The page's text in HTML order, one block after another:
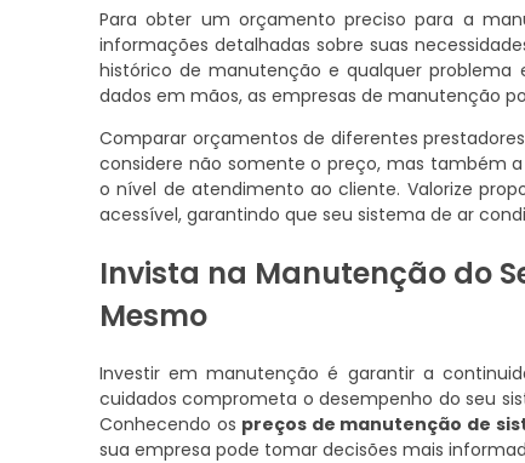
Para obter um orçamento preciso para a
informações detalhadas sobre suas
histórico de manutenção e qualquer problema
dados em mãos, as empresas de manutenção
Comparar orçamentos de diferentes
considere não somente o preço, mas também
o nível de atendimento ao cliente. Valorize
acessível, garantindo que seu sistema de ar
Invista na Manutenção do
Mesmo
Investir em manutenção é garantir a
cuidados comprometa o desempenho do seu
Conhecendo os preços de manutenção de
sua empresa pode tomar decisões mais